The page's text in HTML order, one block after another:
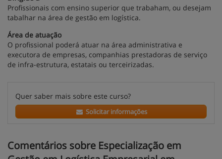
Profissionais com ensino superior que trabaham, ou desejam
tabalhar na área de gestão em logística.
Área de atuação
O profissional poderá atuar na área administrativa e
executora de empresas, companhias prestadoras de serviço
de infra-estrutura, estatais ou terceirizadas.
Quer saber mais sobre este curso?
Solicitar informações
Comentários sobre Especialização em